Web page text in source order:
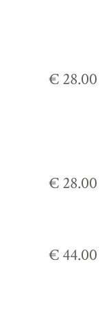
€ 28.00
€ 28.00
€ 44.00